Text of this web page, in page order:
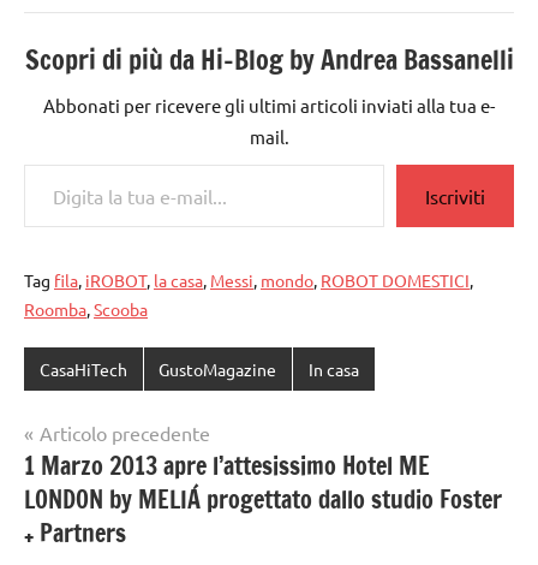
Scopri di più da Hi-Blog by Andrea Bassanelli
Abbonati per ricevere gli ultimi articoli inviati alla tua e-
mail.
Digita la tua e-mail...
Iscriviti
Tag fila iROBOT, la casa Messi mondo ROBOT DOMESTICI
Roomba Scooba
CasaHiTech GustoMagazine In casa
Navigazione
articoli
Articolo precedente
1 Marzo 2013 apre l’attesissimo Hotel ME
LONDON by MELIÁ progettato dallo studio Foster
+ Partners